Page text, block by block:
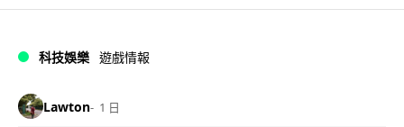
科技娛樂 遊戲情報
Lawton 1 日